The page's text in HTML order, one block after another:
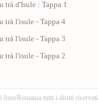
d'Isule : Tappa 1
trà l'isule - Tappa 4
trà l'isule - Tappa 3
trà l'isule - Tappa 2
InterRomania tutti i diritti riservati